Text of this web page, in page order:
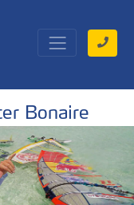
Bonaire